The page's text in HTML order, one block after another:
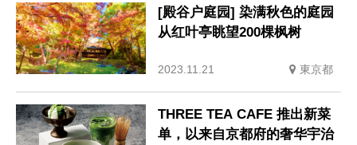
[殿谷户庭园] 染满秋色的庭园
从红叶亭眺望200棵枫树
2023.11.21 東京都
THREE TEA CAFE 推出新菜
单，以来自京都府的奢华宇治